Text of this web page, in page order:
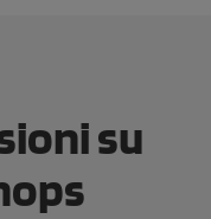
su